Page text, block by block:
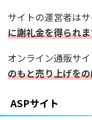
サイトの運営者は
に謝礼金を得られ
オンライン通販サ
のもと売り上げを
ASPサイト